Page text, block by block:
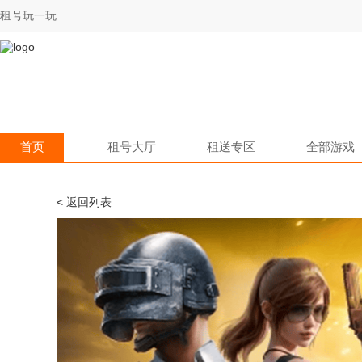
租号玩一玩
首页 租号大厅 租送专区 全部游戏
< 返回列表